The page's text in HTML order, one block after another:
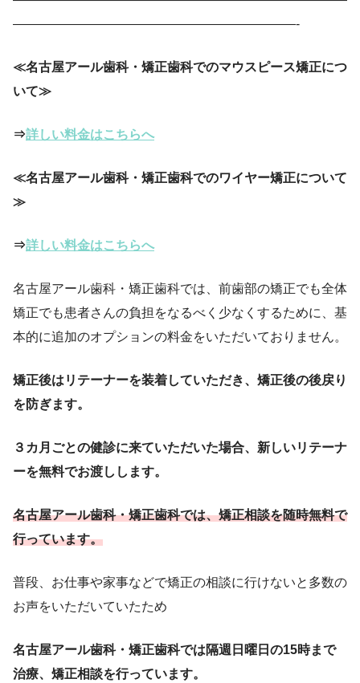
——————————————————————-
≪名古屋アール歯科・矯正歯科でのマウスピース矯正につ
いて≫
⇒詳しい料金はこちらへ
≪名古屋アール歯科・矯正歯科でのワイヤー矯正について
≫
⇒詳しい料金はこちらへ
名古屋アール歯科・矯正歯科では、前歯部の矯正でも全体
矯正でも患者さんの負担をなるべく少なくするために、基
本的に追加のオプションの料金をいただいておりません。
矯正後はリテーナーを装着していただき、矯正後の後戻り
を防ぎます。
３カ月ごとの健診に来ていただいた場合、新しいリテーナ
ーを無料でお渡しします。
名古屋アール歯科・矯正歯科では、矯正相談を随時無料で
行っています。
普段、お仕事や家事などで矯正の相談に行けないと多数の
お声をいただいていたため
名古屋アール歯科・矯正歯科では隔週日曜日の15時まで
治療、矯正相談を行っています。